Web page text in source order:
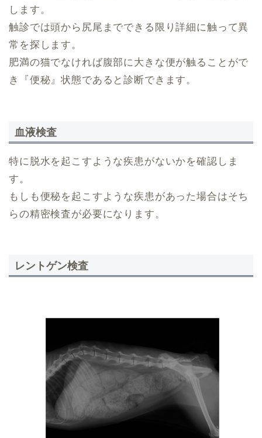
します。
触診では頭から尻尾までできる限り詳細に触って異
常を探します。
肥満の猫でなければ腹部に大きな便が触ることがで
き『便秘』状態であると診断できます。
血液検査
特に脱水を起こすような疾患がないかを確認しま
す。
もしも便秘を起こすような疾患があった場合はそち
らの精密検査が必要になります。
レントゲン検査